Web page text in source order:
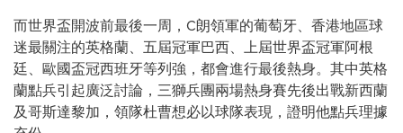
而世界盃開波前最後一周，C朗領軍的葡萄牙、香港地區球
迷最關注的英格蘭、五屆冠軍巴西、上屆世界盃冠軍阿根
廷、歐國盃冠西班牙等列強，都會進行最後熱身。其中英格
蘭點兵引起廣泛討論，三獅兵團兩場熱身賽先後出戰新西蘭
及哥斯達黎加，領隊杜曹想必以球隊表現，證明他點兵理據